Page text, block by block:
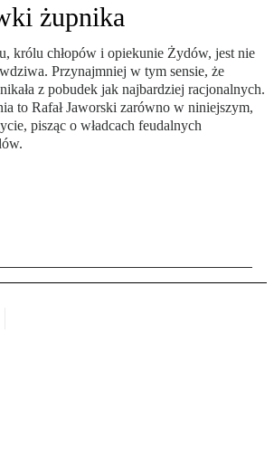
żupnika
królu chłopów i opiekunie Żydów, jest nie
Przynajmniej w tym sensie, że
z pobudek jak najbardziej racjonalnych.
to Rafał Jaworski zarówno w niniejszym,
pisząc o władcach feudalnych